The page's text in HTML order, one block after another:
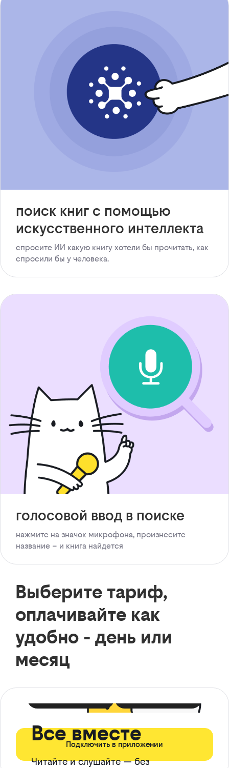
поиск книг с помощью
искусственного интеллекта
спросите ИИ какую книгу хотели бы прочитать, как
спросили бы у человека.
голосовой ввод в поиске
нажмите на значок микрофона, произнесите
название – и книга найдется
Выберите тариф,
оплачивайте как
удобно - день или
месяц
Все вместе
Читайте и слушайте — без
Подключить в приложении